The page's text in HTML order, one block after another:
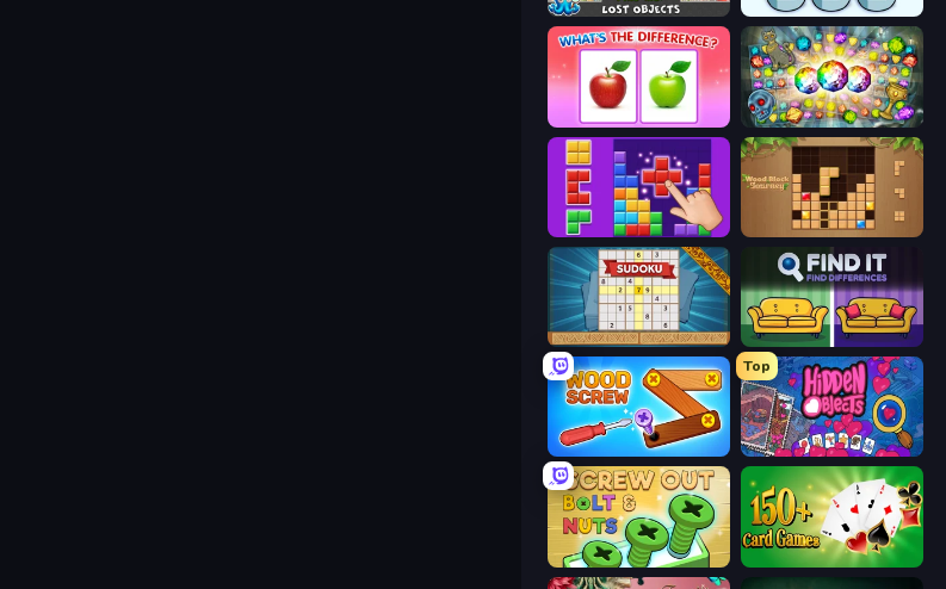
Find Me: Lost Objects
What's The Difference? Forgotten Treasure 2
BlockBuster Puzzle Wood Block Journey
Sudoku Online Find It - Find The Differences
Wood Screw: Bolts Puzzle
Top
Hidden Objects
Screw Out: Bolts and Nuts